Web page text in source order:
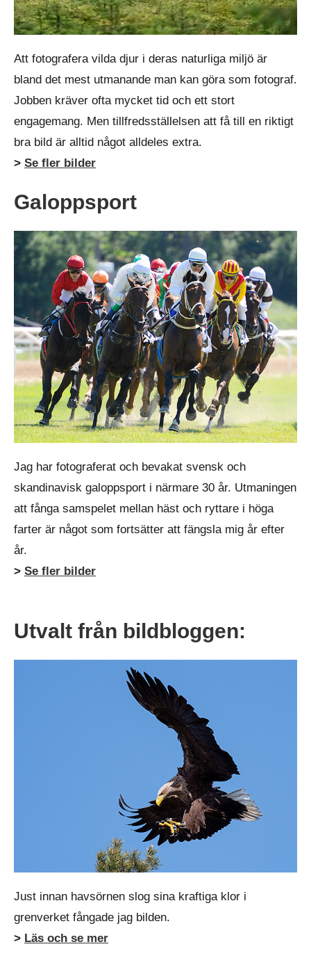
Att fotografera vilda djur i deras naturliga miljö är
bland det mest utmanande man kan göra som fotograf.
Jobben kräver ofta mycket tid och ett stort
engagemang. Men tillfredsställelsen att få till en riktigt
bra bild är alltid något alldeles extra.
> Se fler bilder
Galoppsport
Jag har fotograferat och bevakat svensk och
skandinavisk galoppsport i närmare 30 år. Utmaningen
att fånga samspelet mellan häst och ryttare i höga
farter är något som fortsätter att fängsla mig år efter
år.
> Se fler bilder
Utvalt från bildbloggen:
Just innan havsörnen slog sina kraftiga klor i
grenverket fångade jag bilden.
> Läs och se mer